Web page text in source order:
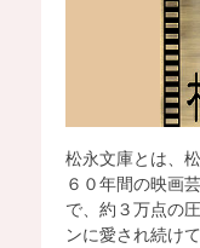
松永文庫とは、
６０年間の映画
で、約３万点の
ンに愛され続けて